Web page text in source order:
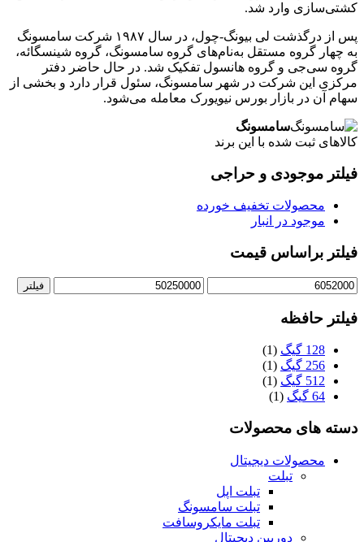
کشتی‌سازی وارد شد.
پس از درگذشت لی بیونگ-چول، در سال ۱۹۸۷ شرکت سامسونگ
به چهار گروه مستقل به‌نام‌های گروه سامسونگ، گروه شینسگائه،
گروه سی‌جی و گروه هانسول تفکیک شد. در حال حاضر دفتر
مرکزی این شرکت در شهر سامسونگ، سئول قرار دارد و بخشی از
سهام آن در بازار بورس نیویورک معامله می‌شود.
سامسونگ
کالاهای ثبت شده با این برند
فیلتر موجودی و حراجی
محصولات تخفیف خورده
موجود در انبار
فیلتر براساس قیمت
حداقل
حداکثر
فیلتر
فیلتر حافظه
128 گیگ
(1)
256 گیگ
(1)
512 گیگ
(1)
64 گیگ
(1)
دسته های محصولات
محصولات دیجیتال
تبلت
تبلت اپل
تبلت سامسونگ
تبلت مایکروسافت
دوربین دیجیتال